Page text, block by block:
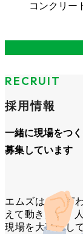
コンクリー
RECRUIT
採用情報
一緒に現場をつ
募集しています
エムズは、「言
えて動きたい」
現場を大事にし